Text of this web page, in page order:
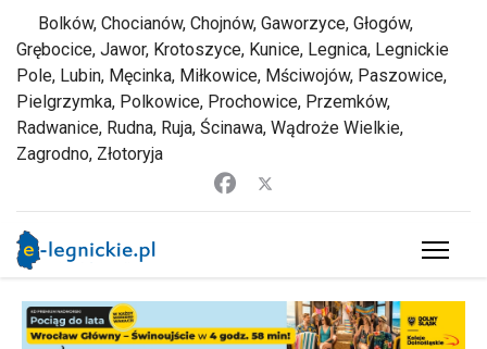
Bolków, Chocianów, Chojnów, Gaworzyce, Głogów,
Grębocice, Jawor, Krotoszyce, Kunice, Legnica, Legnickie
Pole, Lubin, Męcinka, Miłkowice, Mściwojów, Paszowice,
Pielgrzymka, Polkowice, Prochowice, Przemków,
Radwanice, Rudna, Ruja, Ścinawa, Wądroże Wielkie,
Zagrodno, Złotoryja